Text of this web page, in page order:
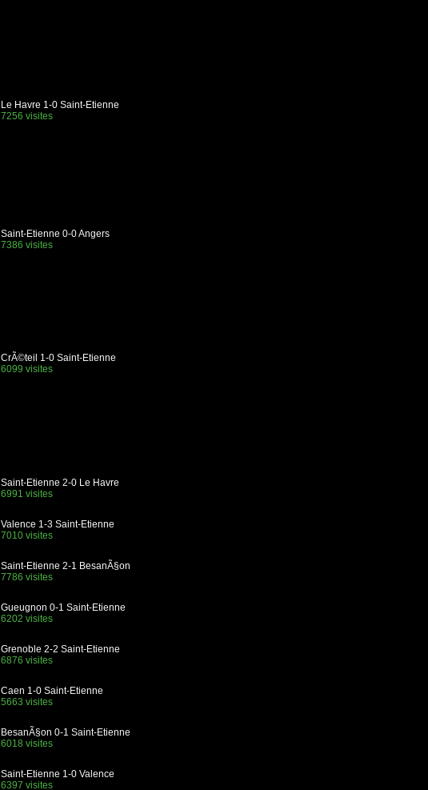
Le Havre 1-0 Saint-Etienne
7256 visites
Saint-Etienne 0-0 Angers
7386 visites
CrÃ©teil 1-0 Saint-Etienne
6099 visites
Saint-Etienne 2-0 Le Havre
6991 visites
Valence 1-3 Saint-Etienne
7010 visites
Saint-Etienne 2-1 BesanÃ§on
7786 visites
Gueugnon 0-1 Saint-Etienne
6202 visites
Grenoble 2-2 Saint-Etienne
6876 visites
Caen 1-0 Saint-Etienne
5663 visites
BesanÃ§on 0-1 Saint-Etienne
6018 visites
Saint-Etienne 1-0 Valence
6397 visites